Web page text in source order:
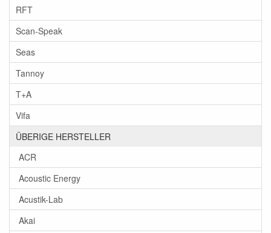
RFT
Scan-Speak
Seas
Tannoy
T+A
Vifa
ÜBERIGE HERSTELLER
ACR
Acoustic Energy
Acustik-Lab
Akai